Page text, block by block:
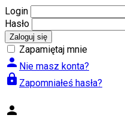
Login
Hasło
Zaloguj się
Zapamiętaj mnie
person Nie masz konta?
lock Zapomniałeś hasła?
person